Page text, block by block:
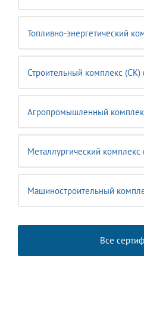
Топливно-энергетический
Строительный комплекс (CK)
Агропромышленный
Металлургический
Машиностроительный
Все